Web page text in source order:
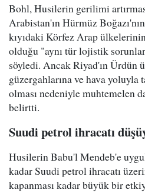
Bohl, Husilerin gerilimi
Arabistan'ın Hürmüz
kıyıdaki Körfez Arap
olduğu "aynı tür lojistik
söyledi. Ancak Riyad'ın Ürdün
güzergahlarına ve hava yoluyla
olması nedeniyle muhtemelen
belirtti.
Suudi petrol ihracatı
Husilerin Babu'l Mendeb'e
kadar Suudi petrol ihracatı
kapanması kadar büyük bir